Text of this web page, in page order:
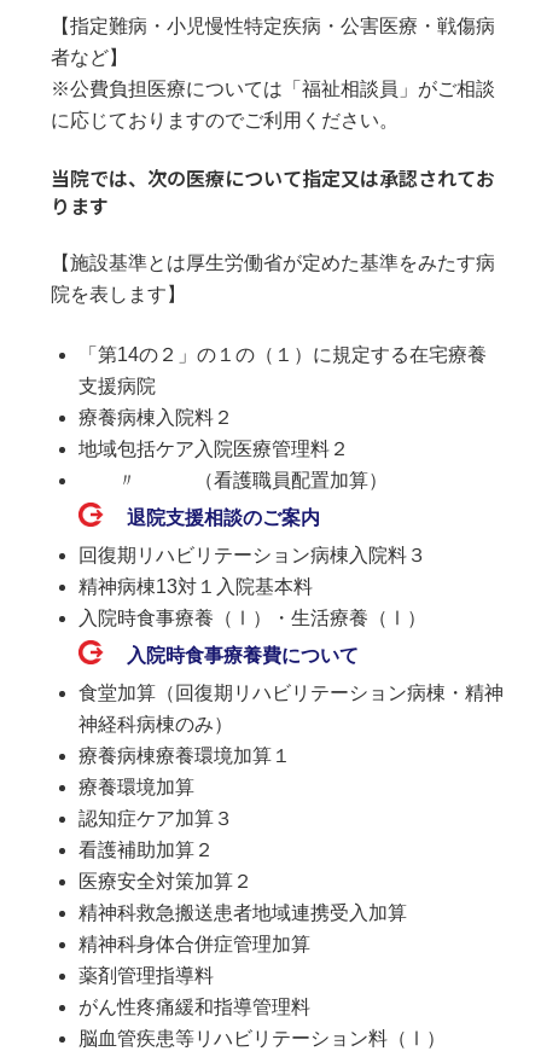
【指定難病・小児慢性特定疾病・公害医療・戦傷病
者など】
※公費負担医療については「福祉相談員」がご相談
に応じておりますのでご利用ください。
当院では、次の医療について指定又は承認されてお
ります
【施設基準とは厚生労働省が定めた基準をみたす病
院を表します】
「第14の２」の１の（１）に規定する在宅療養
支援病院
療養病棟入院料２
地域包括ケア入院医療管理料２
〃 （看護職員配置加算）
退院支援相談のご案内
回復期リハビリテーション病棟入院料３
精神病棟13対１入院基本料
入院時食事療養（Ⅰ）・生活療養（Ⅰ）
入院時食事療養費について
食堂加算（回復期リハビリテーション病棟・精神
神経科病棟のみ）
療養病棟療養環境加算１
療養環境加算
認知症ケア加算３
看護補助加算２
医療安全対策加算２
精神科救急搬送患者地域連携受入加算
精神科身体合併症管理加算
薬剤管理指導料
がん性疼痛緩和指導管理料
脳血管疾患等リハビリテーション料（Ⅰ）